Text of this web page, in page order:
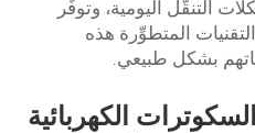
التنقُّل اليومية، وتوفِّر
المتطوِّرة هذه
بشكل طبيعي.
الكهربائية